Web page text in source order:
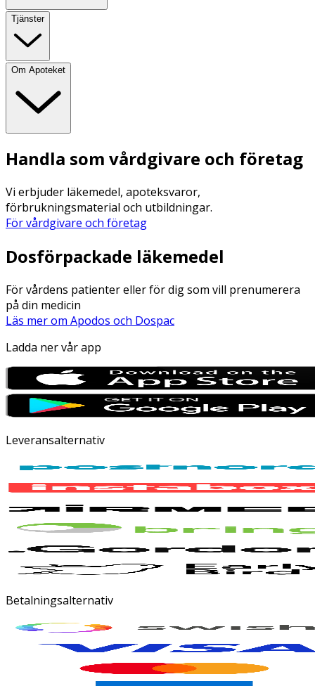
Tjänster
Om Apoteket
Handla som vårdgivare och företag
Vi erbjuder läkemedel, apoteksvaror,
förbrukningsmaterial och utbildningar.
För vårdgivare och företag
Dosförpackade läkemedel
För vårdens patienter eller för dig som vill prenumerera
på din medicin
Läs mer om Apodos och Dospac
Ladda ner vår app
Leveransalternativ
Betalningsalternativ